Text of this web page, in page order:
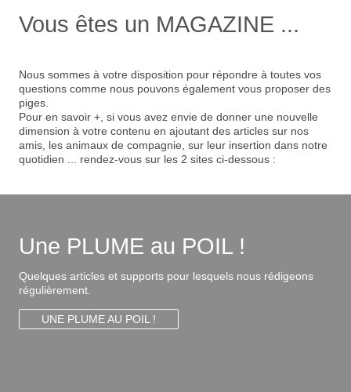
Vous êtes un MAGAZINE ...
Nous sommes à votre disposition pour répondre à toutes vos
questions comme nous pouvons également vous proposer des
piges.
Pour en savoir +, si vous avez envie de donner une nouvelle
dimension à votre contenu en ajoutant des articles sur nos
amis, les animaux de compagnie, sur leur insertion dans notre
quotidien ... rendez-vous sur les 2 sites ci-dessous :
Une PLUME au POIL !
Quelques articles et supports pour lesquels nous rédigeons
régulièrement.
UNE PLUME AU POIL !